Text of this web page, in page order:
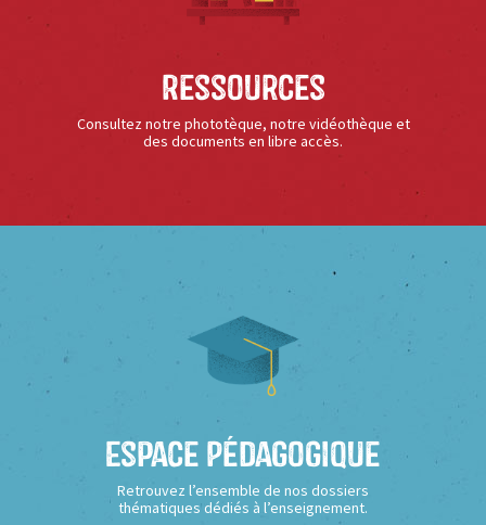
Ressources
Consultez notre phototèque, notre vidéothèque et
des documents en libre accès.
Espace Pédagogique
Retrouvez l’ensemble de nos dossiers
thématiques dédiés à l’enseignement.